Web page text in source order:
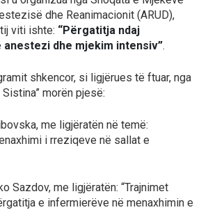
dhe Reanimacionit (ARUD),
viti ishte: “Përgatitja ndaj
dhe mjekim intensiv”.
shkencor, si ligjërues të ftuar, nga
morën pjesë:
me ligjëratën në temë:
i rreziqeve në sallat e
me ligjëratën: “Trajnimet
e infermierëve në menaxhimin e